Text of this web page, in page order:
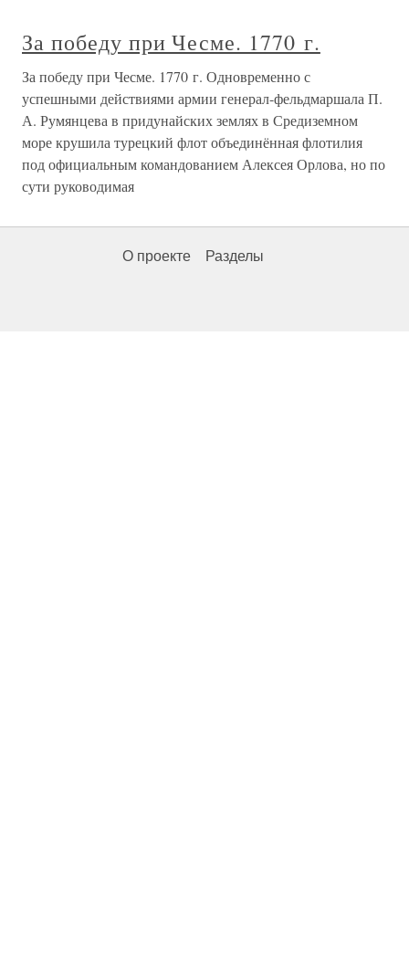
За победу при Чесме. 1770 г.
За победу при Чесме. 1770 г. Одновременно с
успешными действиями армии генерал-фельдмаршала П.
А. Румянцева в придунайских землях в Средиземном
море крушила турецкий флот объединённая флотилия
под официальным командованием Алексея Орлова, но по
сути руководимая
О проекте Разделы